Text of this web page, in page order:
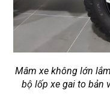
Mâm xe không lớn
bộ lốp xe gai to bản